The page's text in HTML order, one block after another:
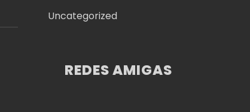
Uncategorized
REDES AMIGAS